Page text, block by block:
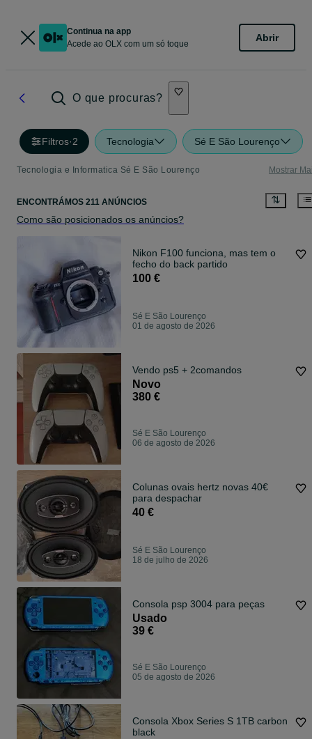
Continua na app
Acede ao OLX com um só toque
Abrir
O que procuras?
Filtros·2 Tecnologia Sé E São Lourenço
Tecnologia e Informatica Sé E São Lourenço Mostrar
ENCONTRÁMOS 211 ANÚNCIOS
Como são posicionados os anúncios?
Nikon F100 funciona, mas tem o
fecho do back partido
100 €
Sé E São Lourenço
01 de agosto de 2026
Vendo ps5 + 2comandos
Novo
380 €
Sé E São Lourenço
06 de agosto de 2026
Colunas ovais hertz novas 40€
para despachar
40 €
Sé E São Lourenço
18 de julho de 2026
Consola psp 3004 para peças
Usado
39 €
Sé E São Lourenço
05 de agosto de 2026
Consola Xbox Series S 1TB carbon
black